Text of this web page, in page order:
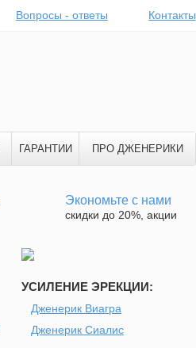
Вопросы - ответы Контакты
ГАРАНТИИ ПРО ДЖЕНЕРИКИ
Экономьте с нами
скидки до 20%, акции
УСИЛЕНИЕ ЭРЕКЦИИ:
Дженерик Виагра
Дженерик Сиалис